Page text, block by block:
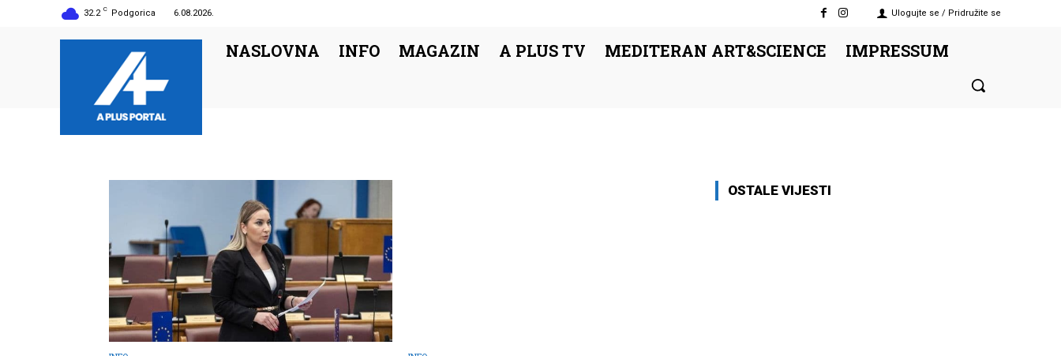
32.2 C Podgorica 6.08.2026. Ulogujte se / Pridružite se
NASLOVNA INFO MAGAZIN A PLUS TV MEDITERAN ART&SCIENCE IMPRESSUM
OSTALE VIJESTI